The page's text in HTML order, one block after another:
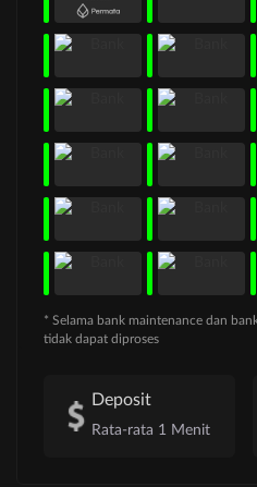
* Selama bank maintenance dan
tidak dapat diproses
Deposit
Rata-rata 1 Menit